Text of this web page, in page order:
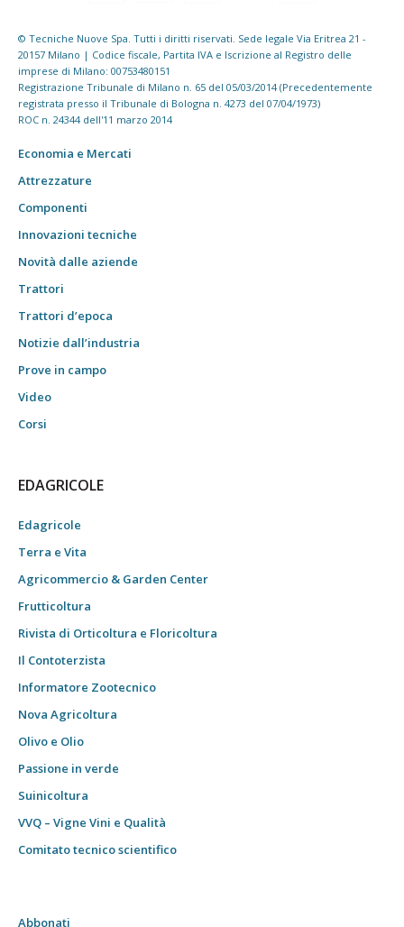
© Tecniche Nuove Spa. Tutti i diritti riservati. Sede legale Via Eritrea 21 -
20157 Milano | Codice fiscale, Partita IVA e Iscrizione al Registro delle
imprese di Milano: 00753480151
Registrazione Tribunale di Milano n. 65 del 05/03/2014 (Precedentemente
registrata presso il Tribunale di Bologna n. 4273 del 07/04/1973)
ROC n. 24344 dell'11 marzo 2014
Economia e Mercati
Attrezzature
Componenti
Innovazioni tecniche
Novità dalle aziende
Trattori
Trattori d’epoca
Notizie dall’industria
Prove in campo
Video
Corsi
EDAGRICOLE
Edagricole
Terra e Vita
Agricommercio & Garden Center
Frutticoltura
Rivista di Orticoltura e Floricoltura
Il Contoterzista
Informatore Zootecnico
Nova Agricoltura
Olivo e Olio
Passione in verde
Suinicoltura
VVQ – Vigne Vini e Qualità
Comitato tecnico scientifico
Abbonati